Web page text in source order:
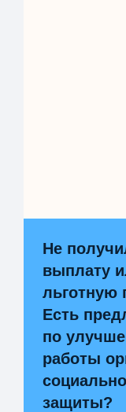
Не
выплату
льготную
Есть
по
работы
защиты?